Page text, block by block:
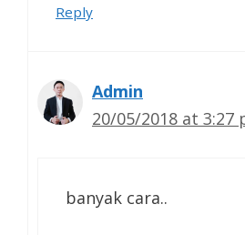
Reply
Admin
20/05/2018 at 3:27
banyak cara..